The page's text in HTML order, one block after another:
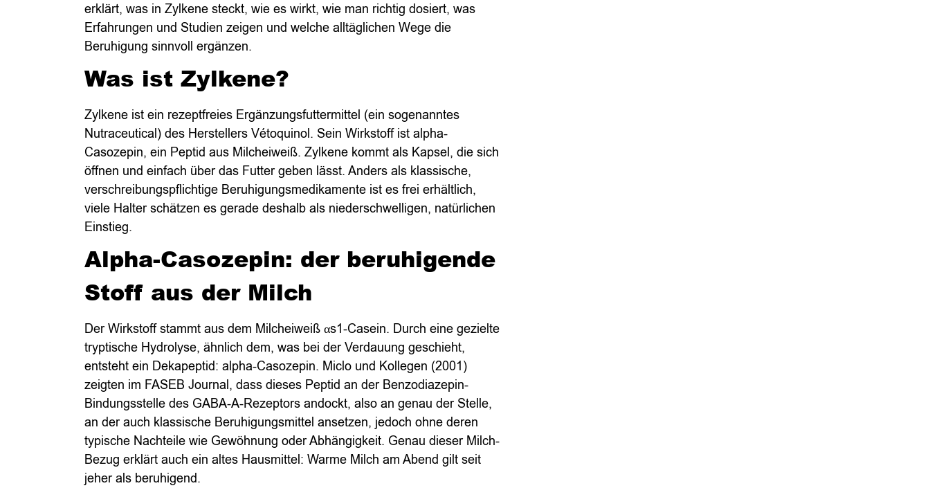
erklärt, was in Zylkene steckt, wie es wirkt, wie man richtig dosiert, was
Erfahrungen und Studien zeigen und welche alltäglichen Wege die
Beruhigung sinnvoll ergänzen.
Was ist Zylkene?
Zylkene ist ein rezeptfreies Ergänzungsfuttermittel (ein sogenanntes
Nutraceutical) des Herstellers Vétoquinol. Sein Wirkstoff ist alpha-
Casozepin, ein Peptid aus Milcheiweiß. Zylkene kommt als Kapsel, die sich
öffnen und einfach über das Futter geben lässt. Anders als klassische,
verschreibungspflichtige Beruhigungsmedikamente ist es frei erhältlich,
viele Halter schätzen es gerade deshalb als niederschwelligen, natürlichen
Einstieg.
Alpha-Casozepin: der beruhigende
Stoff aus der Milch
Der Wirkstoff stammt aus dem Milcheiweiß αs1-Casein. Durch eine gezielte
tryptische Hydrolyse, ähnlich dem, was bei der Verdauung geschieht,
entsteht ein Dekapeptid: alpha-Casozepin. Miclo und Kollegen (2001)
zeigten im FASEB Journal, dass dieses Peptid an der Benzodiazepin-
Bindungsstelle des GABA-A-Rezeptors andockt, also an genau der Stelle,
an der auch klassische Beruhigungsmittel ansetzen, jedoch ohne deren
typische Nachteile wie Gewöhnung oder Abhängigkeit. Genau dieser Milch-
Bezug erklärt auch ein altes Hausmittel: Warme Milch am Abend gilt seit
jeher als beruhigend.